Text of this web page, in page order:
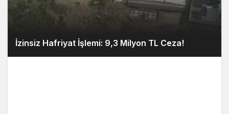
İzinsiz Hafriyat İşlemi: 9,3 Milyon TL Ceza!